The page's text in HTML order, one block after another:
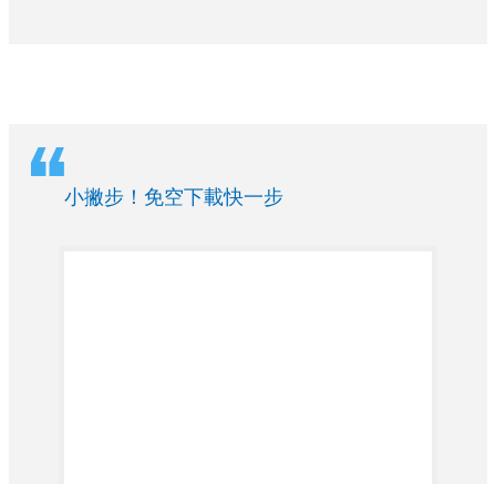
小撇步！免空下載快一步